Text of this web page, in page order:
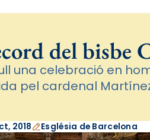
del bisbe
una celebració en
pel cardenal
2018 Església de Barcelona